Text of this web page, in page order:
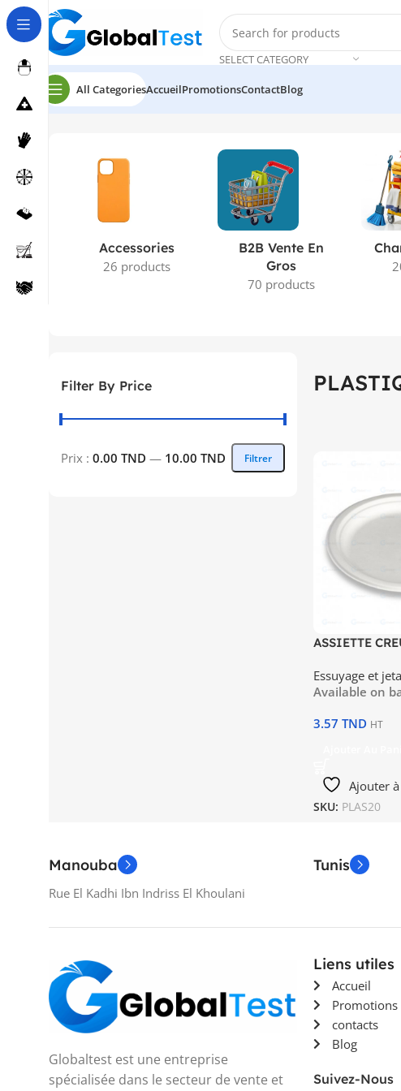
SELECT CATEGORY
All CategoriesAccueilPromotionsContactBlog
Accueil Produits identifiés “PLASTIQUE”
Accessories
26 products
B2B Vente En
Gros
70 products
Filter By Price
Filtrer
Prix : 0.00 TND — 10.00 TND
ASSIETTE
Essuyage et
Available on
3.57 TND HT
Ajouter
SKU: PLAS20
Manouba
Rue El Kadhi Ibn Indriss El Khoulani
Tunis
Globaltest est une entreprise
spécialisée dans le secteur de vente et
Liens utiles
Accueil
Promotions
contacts
Blog
Suivez-Nous